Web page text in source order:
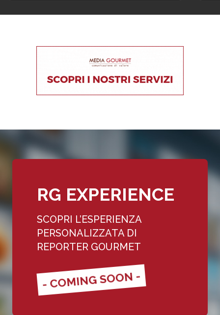
RG EXPERIENCE
SCOPRI L’ESPERIENZA
PERSONALIZZATA DI
REPORTER GOURMET
- COMING SOON -